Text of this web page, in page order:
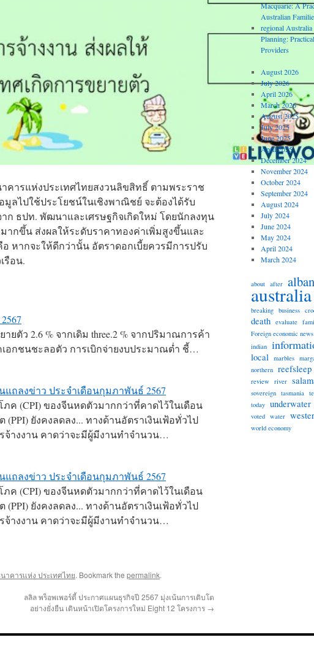
ารแห่งประเทศไทยสงวนลิขสิทธิ์ ตามพระราช
ลไปใช้ประโยชน์ในเชิงพาณิชย์ จะต้องได้รับ
ก ธปท. พัฒนาและเศรษฐกิจเกิดใหม่ โดยนักลงทุน
กขึ้น ส่งผลให้ระดับราคาทองค่าเพิ่มสูงขึ้นและ
หากจะให้ดีกว่านั้น อัตราดอกเบี้ยควรมีการปรับ
รือน.
ยตัว 2.6 % จากเดิม three.2 % จากปริมาณการค้า
อกชนชะลอตัว การเบิกจ่ายงบประมาณต่ำ ชี้…
แถลงข่าว ประจำเดือนกุมภาพันธ์ 2567
ภค (CPI) ของจีนหดตัวมากกว่าที่คาดไว้ในเดือน
ยังคงลดลง... ทางด้านอัตราเงินเฟ้อทั่วไป
จ้างงาน คาดว่าจะมีผู้มีงานทำจำนวน…
แถลงข่าว ประจำเดือนกุมภาพันธ์ 2567
ภค (CPI) ของจีนหดตัวมากกว่าที่คาดไว้ในเดือน
ยังคงลดลง... ทางด้านอัตราเงินเฟ้อทั่วไป
จ้างงาน คาดว่าจะมีผู้มีงานทำจำนวน…
าคารแห่ง ประเทศไทย. Bookmark the permalink.
ลลิล พร็อพเพอร์ตี้ ประกาศแผนธุรกิจปี 2567 มุ่งเน้นการเติบโต
อย่างยั่งยืน เดินหน้าเปิดโครงการใหม่ Eight 12 โครงการ →
Macquarie: A
Australian
regional
Planning:
Providers
August 2026
July 2026
April 2026
March 2026
August 2025
July 2025
June 2025
April 2025
December 2024
November 2024
October 2024
September 2024
August 2024
July 2024
June 2024
May 2024
April 2024
March 2024
about after
australia
breaking business
death evaluate
Foreign economic news
indian
local marbles
northern reefsleep
review river
sovereign tasmania
today underwater
voted water
world economy